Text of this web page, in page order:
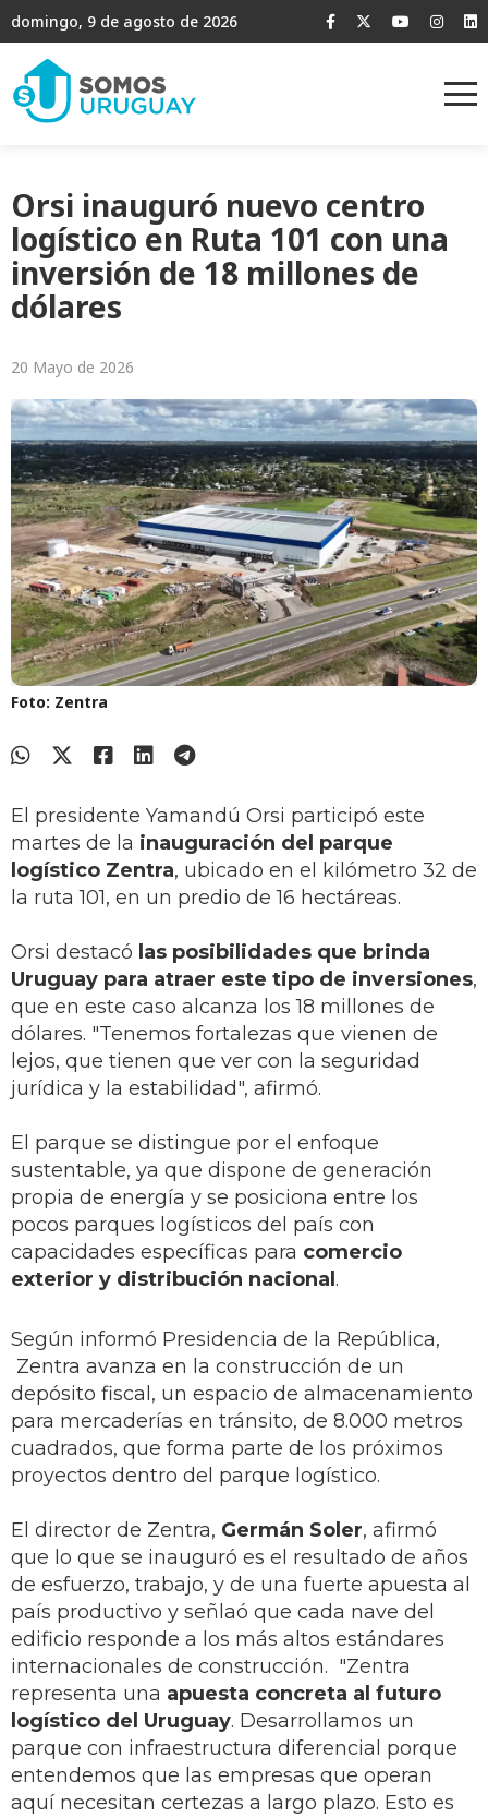
domingo, 9 de agosto de 2026
Orsi inauguró nuevo centro
logístico en Ruta 101 con una
inversión de 18 millones de
dólares
20 Mayo de 2026
Foto: Zentra
El presidente Yamandú Orsi participó este
martes de la inauguración del parque
logístico Zentra, ubicado en el kilómetro 32 de
la ruta 101, en un predio de 16 hectáreas.
Orsi destacó las posibilidades que brinda
Uruguay para atraer este tipo de inversiones,
que en este caso alcanza los 18 millones de
dólares. "Tenemos fortalezas que vienen de
lejos, que tienen que ver con la seguridad
jurídica y la estabilidad", afirmó.
El parque se distingue por el enfoque
sustentable, ya que dispone de generación
propia de energía y se posiciona entre los
pocos parques logísticos del país con
capacidades específicas para comercio
exterior y distribución nacional .
Según informó Presidencia de la República,
Zentra avanza en la construcción de un
depósito fiscal, un espacio de almacenamiento
para mercaderías en tránsito, de 8.000 metros
cuadrados, que forma parte de los próximos
proyectos dentro del parque logístico.
El director de Zentra, Germán Soler, afirmó
que lo que se inauguró es el resultado de años
de esfuerzo, trabajo, y de una fuerte apuesta al
país productivo y señlaó que cada nave del
edificio responde a los más altos estándares
internacionales de construcción. "Zentra
representa una apuesta concreta al futuro
logístico del Uruguay. Desarrollamos un
parque con infraestructura diferencial porque
entendemos que las empresas que operan
aquí necesitan certezas a largo plazo. Esto es